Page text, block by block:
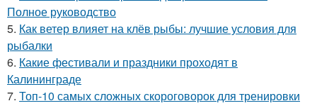
Полное руководство
5. Как ветер влияет на клёв рыбы: лучшие условия для
рыбалки
6. Какие фестивали и праздники проходят в
Калининграде
7. Топ-10 самых сложных скороговорок для тренировки